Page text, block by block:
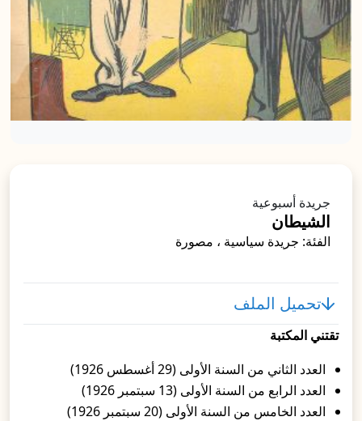
جريدة أسبوعية
الشيطان
الفئة: جريدة سياسية ، مصورة
تحميل الملف
تقتني المكتبة
العدد الثاني من السنة الأولى (29 أغسطس 1926)
العدد الرابع من السنة الأولى (13 سبتمبر 1926)
العدد الخامس من السنة الأولى (20 سبتمبر 1926)